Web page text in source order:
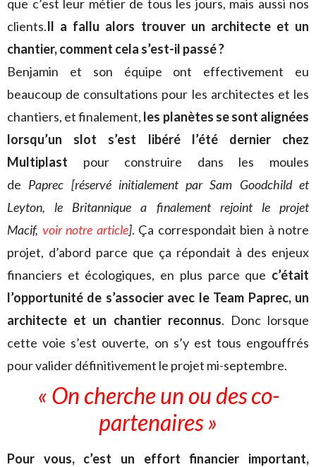
que c’est leur métier de tous les jours, mais aussi nos
clients.Il a fallu alors trouver un architecte et un
chantier, comment cela s’est-il passé ?
Benjamin et son équipe ont effectivement eu
beaucoup de consultations pour les architectes et les
chantiers, et finalement, les planètes se sont alignées
lorsqu’un slot s’est libéré l’été dernier chez
Multiplast pour construire dans les moules
de Paprec [réservé initialement par Sam Goodchild et
Leyton, le Britannique a finalement rejoint le projet
Macif, voir notre article]. Ça correspondait bien à notre
projet, d’abord parce que ça répondait à des enjeux
financiers et écologiques, en plus parce que c’était
l’opportunité de s’associer avec le Team Paprec, un
architecte et un chantier reconnus. Donc lorsque
cette voie s’est ouverte, on s’y est tous engouffrés
pour valider définitivement le projet mi-septembre.
« On cherche un ou des co-
partenaires »
Pour vous, c’est un effort financier important,